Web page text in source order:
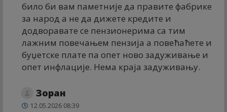
било би вам паметније да правите фабрике
за народ а не да дижете кредите и
додворавате се пензионерима са тим
лажним повечањем пензија а повећаћете и
буџетске плате па опет ново задуживање и
опет инфлације. Нема краја задуживању.
Зоран
12.05.2026 08:39